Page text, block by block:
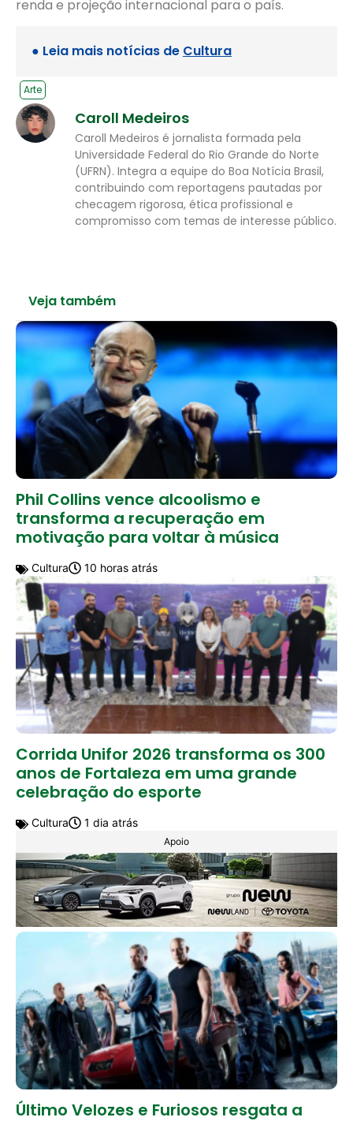
renda e projeção internacional para o país.
● Leia mais notícias de Cultura
Arte
Caroll Medeiros
Caroll Medeiros é jornalista formada pela
Universidade Federal do Rio Grande do Norte
(UFRN). Integra a equipe do Boa Notícia Brasil,
contribuindo com reportagens pautadas por
checagem rigorosa, ética profissional e
compromisso com temas de interesse público.
Veja também
Phil Collins vence alcoolismo e
transforma a recuperação em
motivação para voltar à música
Cultura 10 horas atrás
Corrida Unifor 2026 transforma os 300
anos de Fortaleza em uma grande
celebração do esporte
Cultura 1 dia atrás
Apoio
Último Velozes e Furiosos resgata a